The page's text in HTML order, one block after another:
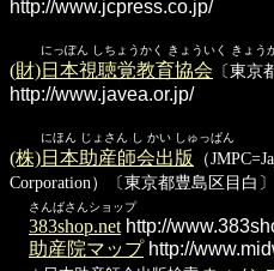
http://www.jcpress.co.jp/
にっぽん しちょうかく きょういく きょう
(財)日本視聴覚教育協会 〔東京
http://www.javea.or.jp/
にほん じょさん し かい しゅっぱん
(株)日本助産師会出版
（
Corporation）〔東京都豊島区目白〕
さんばさんショップ
383shop.net http://
助産院マップhttp://